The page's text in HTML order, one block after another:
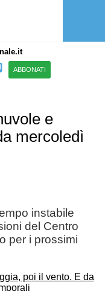
ABBONATI
e
mercoledì
instabile
del Centro
per i prossimi